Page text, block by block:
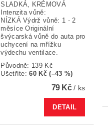
SLADKÁ, KRÉMOVÁ
Intenzita vůně:
NÍZKÁ Výdrž vůně: 1 - 2
měsíce Originální
švýcarská vůně do auta pro
uchycení na mřížku
výdechu ventilace.
Původně: 139 Kč
Ušetříte:60 Kč (–43 %)
79 Kč/ ks
DETAIL